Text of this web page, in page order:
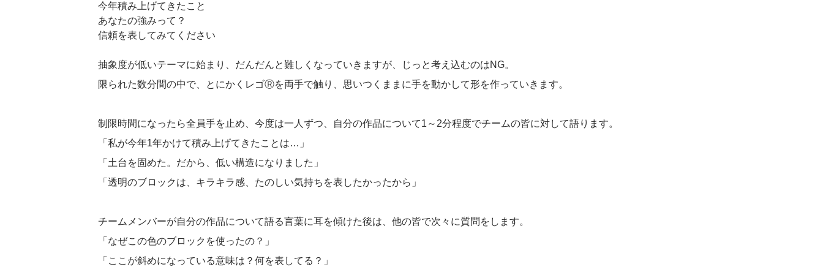
今年積み上げてきたこと
あなたの強みって？
信頼を表してみてください
抽象度が低いテーマに始まり、だんだんと難しくなっていきますが、じっと考え込むのはNG。
限られた数分間の中で、とにかくレゴⓇを両手で触り、思いつくままに手を動かして形を作っていきます。
制限時間になったら全員手を止め、今度は一人ずつ、自分の作品について1～2分程度でチームの皆に対して語ります。
「私が今年1年かけて積み上げてきたことは…」
「土台を固めた。だから、低い構造になりました」
「透明のブロックは、キラキラ感、たのしい気持ちを表したかったから」
チームメンバーが自分の作品について語る言葉に耳を傾けた後は、他の皆で次々に質問をします。
「なぜこの色のブロックを使ったの？」
「ここが斜めになっている意味は？何を表してる？」